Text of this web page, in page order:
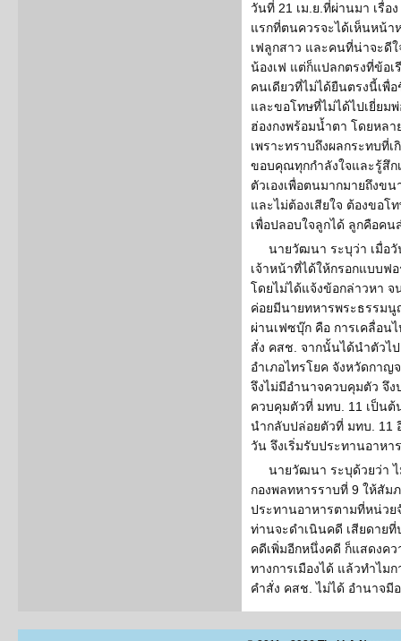
วันที่ 21 เม.ย.ที่ผ่านมา เรื่อ
แรกที่ตนควรจะได้เห็นหน้า
เฟลูกสาว และคนที่น่าจะดี
น้องเฟ แต่ก็แปลกตรงที่ข้อเ
คนเดียวที่ไม่ได้ยืนตรงนี้เพื่
และขอโทษที่ไม่ได้ไปเยี่ยม
ฮ่องกงพร้อมน้ำตา โดยหลา
เพราะทราบถึงผลกระทบที่
ขอบคุณทุกกำลังใจและรู้สึก
ตัวเองเพื่อตนมากมายถึงข
และไม่ต้องเสียใจ ต้องขอโ
เพื่อปลอบใจลูกได้ ลูกคือค
นายวัฒนา ระบุว่า เมื่อวั
เจ้าหน้าที่ได้ให้กรอกแบบฟ
โดยไม่ได้แจ้งข้อกล่าวหา จ
ค่อยมีนายทหารพระธรรม
ผ่านเฟซบุ๊ก คือ การเคลื่อน
สั่ง คสช. จากนั้นได้นำตัวไ
อำเภอไทรโยค จังหวัดกา
จึงไม่มีอำนาจควบคุมตัว จึง
ควบคุมตัวที่ มทบ. 11 เป็นต้
นำกลับปล่อยตัวที่ มทบ. 11
วัน จึงเริ่มรับประทานอาหาร
นายวัฒนา ระบุด้วยว่า
กองพลทหารราบที่ 9 ให้สั
ประทานอาหารตามที่หน่วย
ท่านจะดำเนินคดี เสียดาย
คดีเพิ่มอีกหนึ่งคดี ก็แสดงคว
ทางการเมืองได้ แล้วทำไม
คำสั่ง คสช. ไม่ได้ อำนาจมี